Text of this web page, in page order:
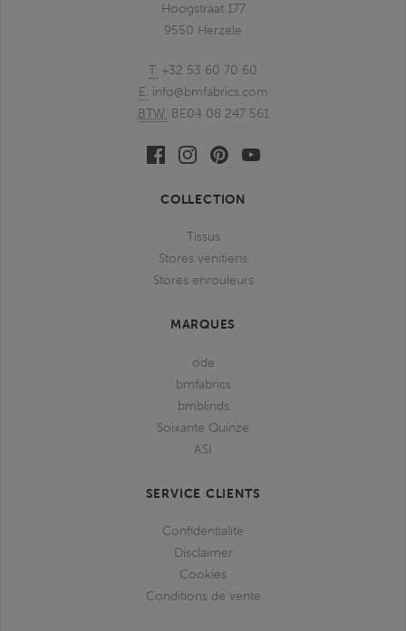
Hoogstraat 177
9550 Herzele
T: +32 53 60 70 60
E: info@bmfabrics.com
BTW: BE04 08 247 561
FacebookLinkedinPinterestYoutube
COLLECTION
Tissus
Stores vénitiens
Stores enrouleurs
MARQUES
ode
bmfabrics
bmblinds
Soixante Quinze
ASI
SERVICE CLIENTS
Confidentialité
Disclaimer
Cookies
Conditions de vente